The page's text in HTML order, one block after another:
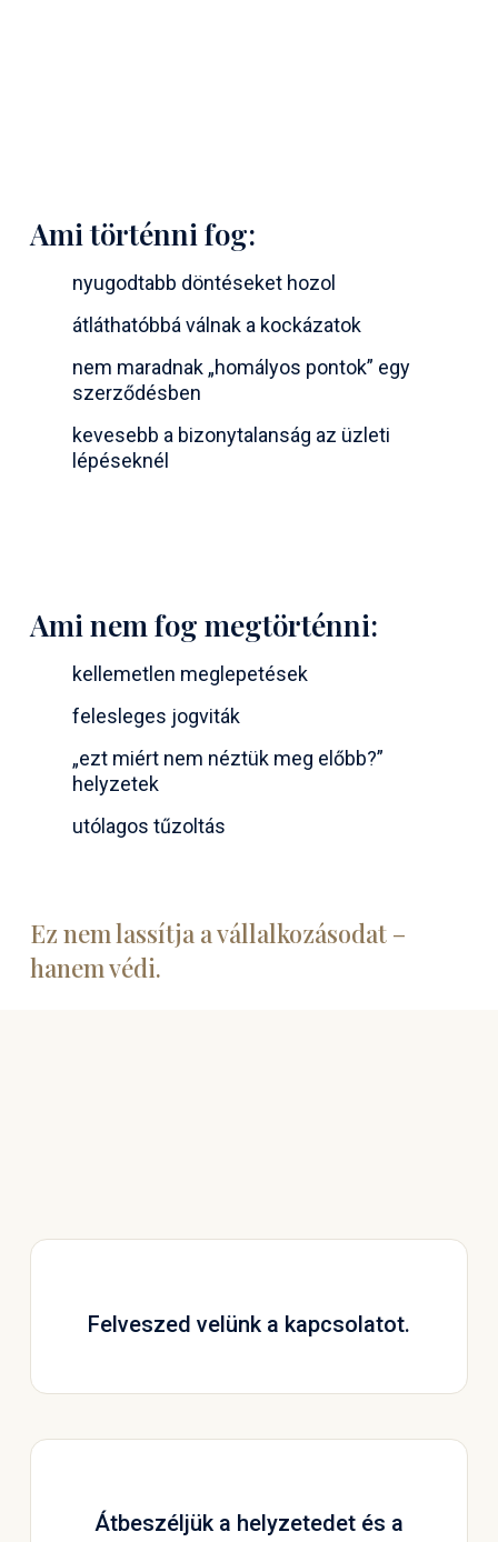
Ami történni fog:
nyugodtabb döntéseket hozol
átláthatóbbá válnak a kockázatok
nem maradnak „homályos pontok” egy
szerződésben
kevesebb a bizonytalanság az üzleti
lépéseknél
Ami nem fog megtörténni:
kellemetlen meglepetések
felesleges jogviták
„ezt miért nem néztük meg előbb?”
helyzetek
utólagos tűzoltás
Ez nem lassítja a vállalkozásodat –
hanem védi.
Felveszed velünk a kapcsolatot.
Átbeszéljük a helyzetedet és a